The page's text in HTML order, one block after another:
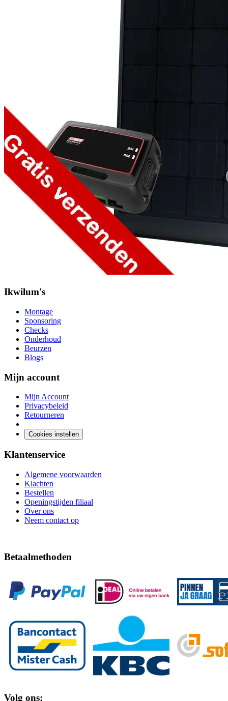
Ikwilum's
Montage
Sponsoring
Checks
Onderhoud
Beurzen
Blogs
Mijn account
Mijn Account
Privacybeleid
Retourneren
Cookies instellen
Klantenservice
Algemene voorwaarden
Klachten
Bestellen
Openingstijden filiaal
Over ons
Neem contact op
Betaalmethoden
Volg ons: